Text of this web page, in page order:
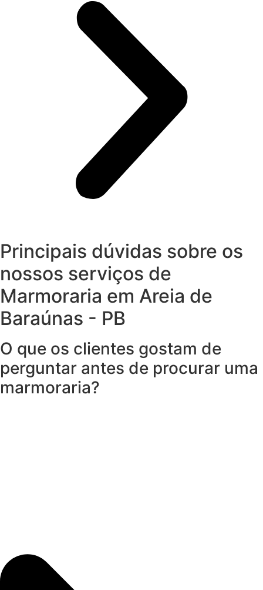
Principais dúvidas sobre os
nossos serviços de
Marmoraria em Areia de
Baraúnas - PB
O que os clientes gostam de
perguntar antes de procurar uma
marmoraria?